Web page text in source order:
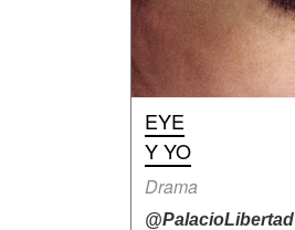
EYE
Y YO
Drama
@PalacioLibertad